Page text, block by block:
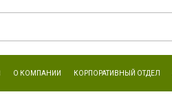
О КОМПАНИИ КОРПОРАТИВНЫЙ ОТДЕЛ